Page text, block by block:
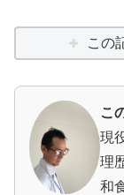
この
こ
現
理
和